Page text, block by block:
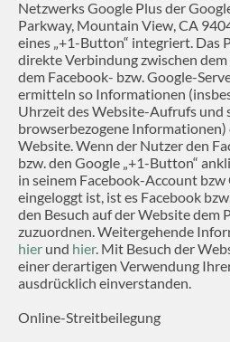
Netzwerks Google Plus der
Parkway, Mountain View, CA
eines „+1-Button“ integriert. Das
direkte Verbindung zwischen
dem Facebook- bzw. Google-
ermitteln so Informationen
Uhrzeit des Website-Aufrufs und
browserbezogene Informationen)
Website. Wenn der Nutzer den
bzw. den Google „+1-Button“
in seinem Facebook-Account
eingeloggt ist, ist es Facebook
den Besuch auf der Website dem
zuzuordnen. Weitergehende
hier und hier. Mit Besuch der
einer derartigen Verwendung
ausdrücklich einverstanden.
Online-Streitbeilegung